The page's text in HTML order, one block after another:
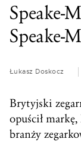
Speake-
Speake-
Łukasz Doskocz
Brytyjski
opuścił
branży